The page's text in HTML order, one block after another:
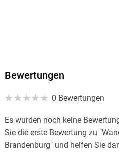
Bewertungen
0 Bewertungen
Es wurden noch keine
Sie die erste Bewertung zu
Brandenburg" und helfen Sie